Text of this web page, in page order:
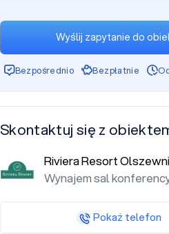
Wyślij zapytanie do
Bezpośrednio Bezpłatnie
Skontaktuj się z
Riviera Resort
Wynajem sal
Pokaż telefon